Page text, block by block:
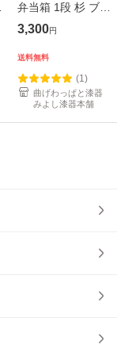
弁当箱 1段 杉 ブラ
ウン 茶 お弁当箱
子 女子 大人 子供
女の子 男の子 小判
型 お
3,300円
送料無料
(1)
曲げわっぱと漆器
みよし漆器本舗